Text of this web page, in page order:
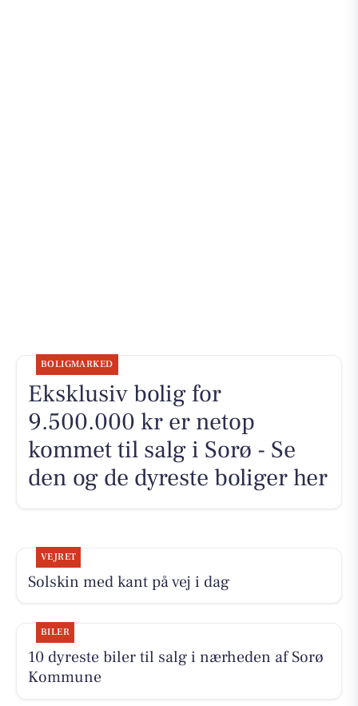
BOLIGMARKED
Eksklusiv bolig for
9.500.000 kr er netop
kommet til salg i Sorø - Se
den og de dyreste boliger her
VEJRET
Solskin med kant på vej i dag
BILER
10 dyreste biler til salg i nærheden af Sorø
Kommune